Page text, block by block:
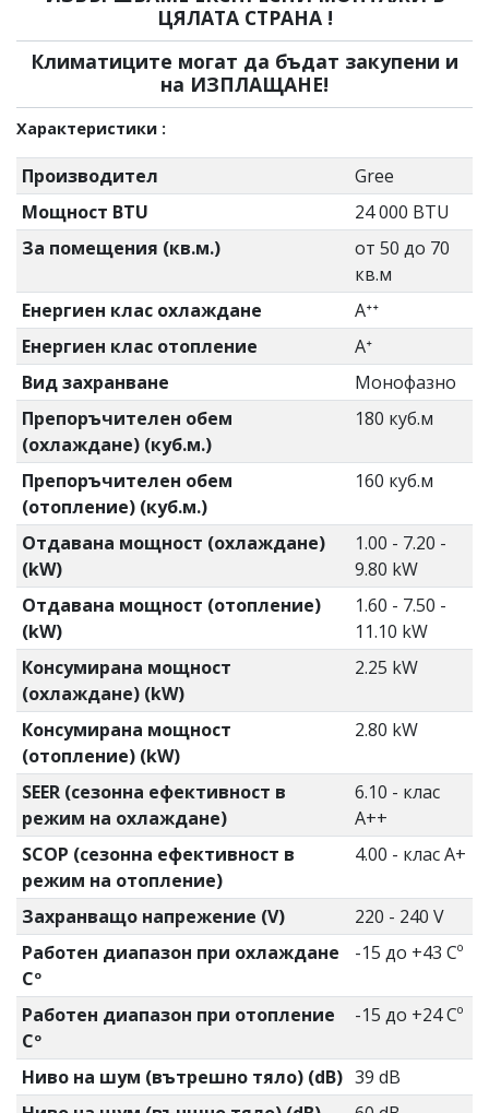
ЦЯЛАТА СТРАНА !
Климатиците могат да бъдат закупени и
на ИЗПЛАЩАНЕ!
Характеристики :
Производител
Gree
Мощност BTU
24 000 BTU
За помещения (кв.м.)
от 50 до 70
кв.м
Енергиен клас охлаждане
Aᐩᐩ
Енергиен клас отопление
Aᐩ
Вид захранване
Монофазно
Препоръчителен обем
(охлаждане) (куб.м.)
180 куб.м
Препоръчителен обем
(отопление) (куб.м.)
160 куб.м
Отдавана мощност (охлаждане)
(kW)
1.00 - 7.20 -
9.80 kW
Отдавана мощност (отопление)
(kW)
1.60 - 7.50 -
11.10 kW
Консумирана мощност
(охлаждане) (kW)
2.25 kW
Консумирана мощност
(отопление) (kW)
2.80 kW
SEER (сезонна ефективност в
режим на охлаждане)
6.10 - клас
А++
SCOP (сезонна ефективност в
режим на отопление)
4.00 - клас А+
Захранващо напрежение (V)
220 - 240 V
Работен диапазон при охлаждане
Cº
-15 до +43 Cº
Работен диапазон при отопление
Cº
-15 до +24 Cº
Ниво на шум (вътрешно тяло) (dB) 39 dB